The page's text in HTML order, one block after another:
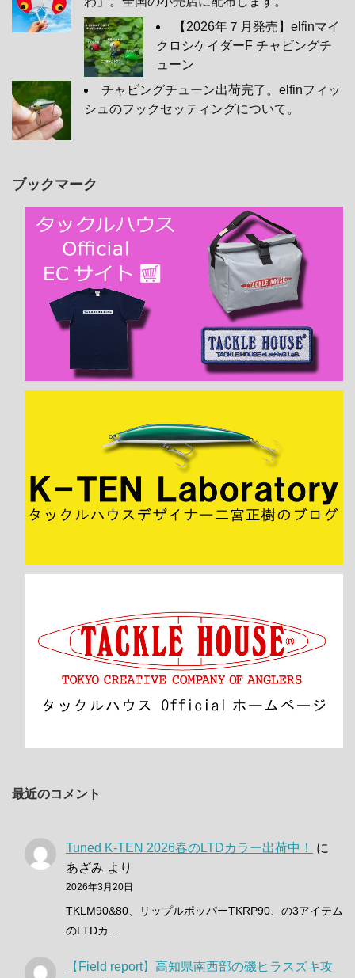
【2026年７月発売】elfinマイ
クロシケイダーF チャビングチ
ューン
チャビングチューン出荷完了。elfinフィッ
シュのフックセッティングについて。
ブックマーク
最近のコメント
Tuned K-TEN 2026春のLTDカラー出荷中！
に
あざみ より
2026年3月20日
TKLM90&80、リップルポッパーTKRP90、の3アイテム
のLTDカ…
【Field report】高知県南西部の磯ヒラスズキ攻